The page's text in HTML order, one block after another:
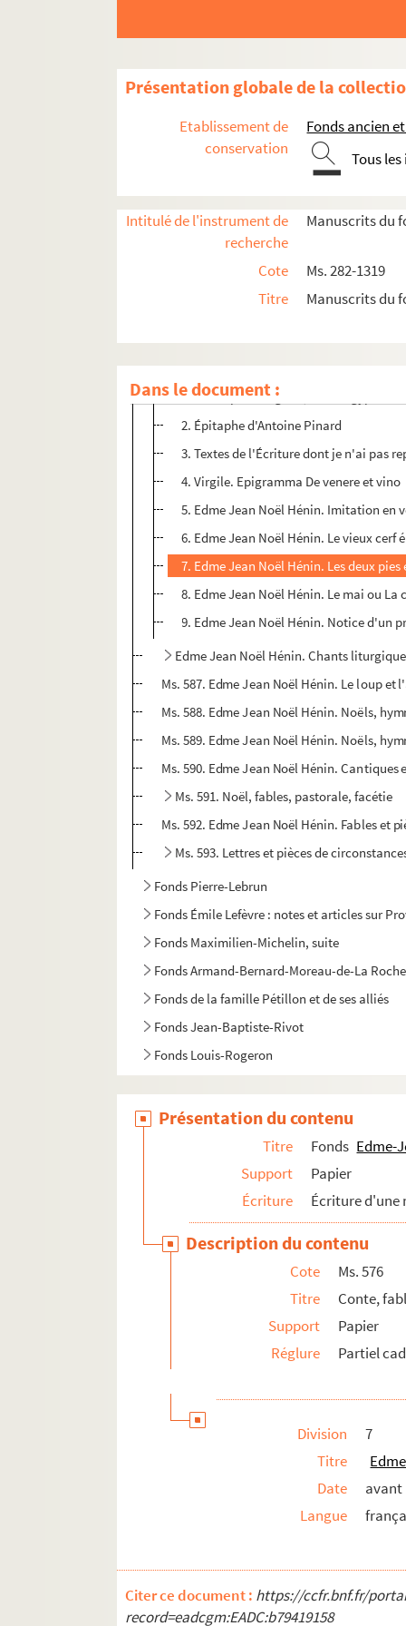
Présentation globale de la
Etablissement de
conservation
Fonds ancien
Tous
Intitulé de l'instrument de
recherche
Manuscrits du
Cote
Ms. 282-1319
Titre
Manuscrits du
Dans le document :
Ms. 533. Charles Martin. Abrégé du commun
Ms. 813. Cahier d'écolier d'histoire de France
Ms. 814. Histoire naturelle médicale : Antoine
Fonds Félix-Bourquelot, suite
Fonds René-Debuisson
Fonds Danièle-Denis
Fonds Charles-Jean-Duduit-de-Maizières
Ms. 576. Conte, fables et projet de tableau
1. La soupe à l'oignon, conte égyptien
2. Épitaphe d'Antoine Pinard
3. Textes de l'Écriture dont je n'ai pas
4. Virgile. Epigramma De venere et vino
5. Edme Jean Noël Hénin. Imitation en
6. Edme Jean Noël Hénin. Le vieux cerf
7. Edme Jean Noël Hénin. Les deux
8. Edme Jean Noël Hénin. Le mai ou
9. Edme Jean Noël Hénin. Notice d'un
Edme Jean Noël Hénin. Chants
Ms. 587. Edme Jean Noël Hénin. Le loup et
Ms. 588. Edme Jean Noël Hénin. Noëls,
Ms. 589. Edme Jean Noël Hénin. Noëls,
Ms. 590. Edme Jean Noël Hénin.
Ms. 591. Noël, fables, pastorale, facétie
Ms. 592. Edme Jean Noël Hénin. Fables et
Ms. 593. Lettres et pièces de
Fonds Pierre-Lebrun
Fonds Émile Lefèvre : notes et articles sur
Fonds Maximilien-Michelin, suite
Fonds Armand-Bernard-Moreau-de-La
Fonds de la famille Pétillon et de ses alliés
Fonds Jean-Baptiste-Rivot
Fonds Louis-Rogeron
Présentation du contenu
Titre Fonds Edme-
Support
Papier
Écriture
Écriture d'une
Description du contenu
Cote
Ms. 576
Titre
Conte,
Support
Papier
Réglure
Partiel
Division
7
Titre
Date
avant
Langue
Citer ce document : https://ccfr.bnf.fr/
record=eadcgm:EADC:b79419158